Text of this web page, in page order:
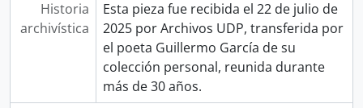
Historia
archivística
Esta pieza fue recibida el 22 de julio de
2025 por Archivos UDP, transferida por
el poeta Guillermo García de su
colección personal, reunida durante
más de 30 años.